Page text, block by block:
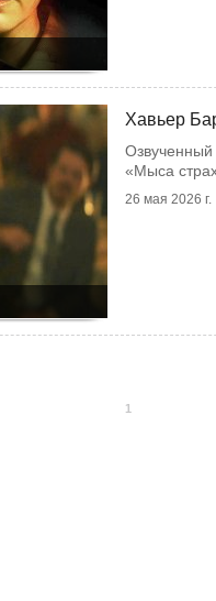
Хавьер
Озвученный
«Мыса
26 мая 2026 г.
1